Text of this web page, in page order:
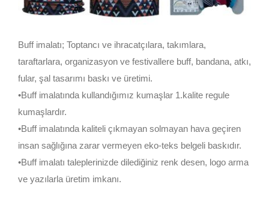
Buff imalatı; Toptancı ve ihracatçılara, takımlara,
taraftarlara, organizasyon ve festivallere buff, bandana, atkı,
fular, şal tasarımı baskı ve üretimi.
•Buff imalatında kullandığımız kumaşlar 1.kalite regule
kumaşlardır.
•Buff imalatında kaliteli çıkmayan solmayan hava geçiren
insan sağlığına zarar vermeyen eko-teks belgeli baskıdır.
•Buff imalatı taleplerinizde dilediğiniz renk desen, logo arma
ve yazılarla üretim imkanı.